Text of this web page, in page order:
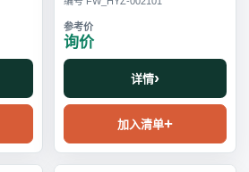
询价
详情
加入清单